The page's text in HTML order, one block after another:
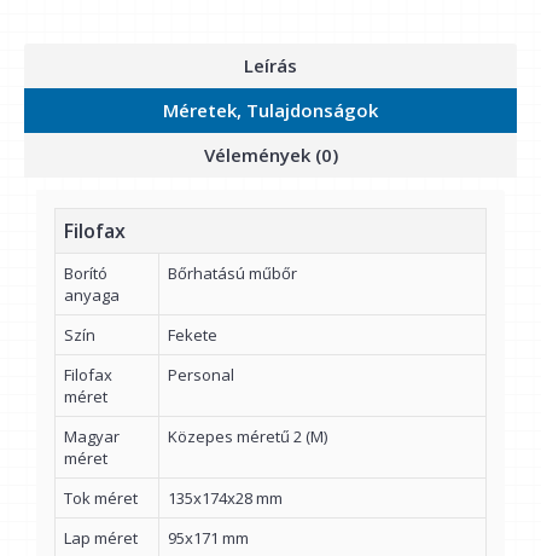
Leírás
Méretek, Tulajdonságok
Vélemények (0)
Filofax
Borító
anyaga
Bőrhatású műbőr
Szín
Fekete
Filofax
méret
Personal
Magyar
méret
Közepes méretű 2 (M)
Tok méret
135x174x28 mm
Lap méret
95x171 mm